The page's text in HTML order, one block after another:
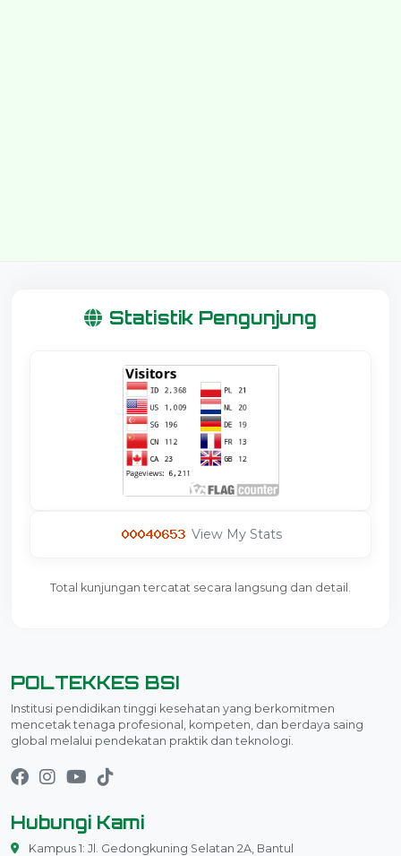
Statistik Pengunjung
View My Stats
Total kunjungan tercatat secara langsung dan detail.
POLTEKKES BSI
Institusi pendidikan tinggi kesehatan yang berkomitmen
mencetak tenaga profesional, kompeten, dan berdaya saing
global melalui pendekatan praktik dan teknologi.
Hubungi Kami
Kampus 1: Jl. Gedongkuning Selatan 2A, Bantul